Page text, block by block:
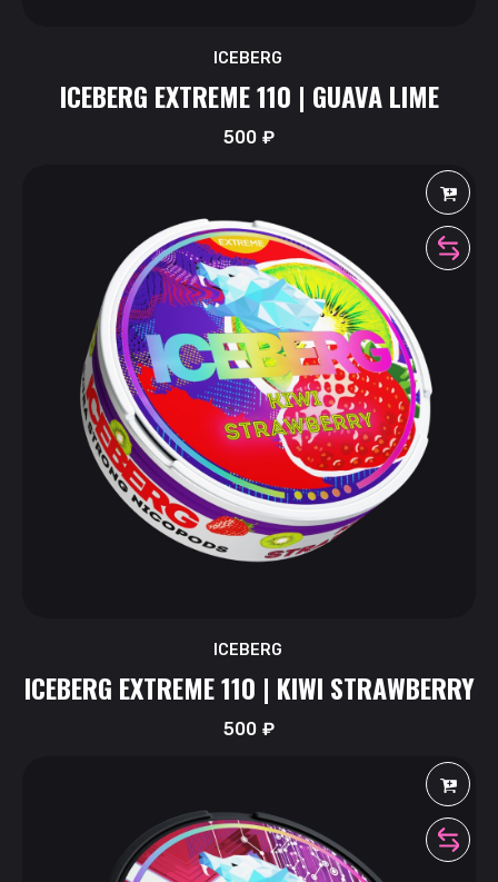
ICEBERG
ICEBERG EXTREME 110 | GUAVA LIME
500₽
ICEBERG
ICEBERG EXTREME 110 | KIWI STRAWBERRY
500₽